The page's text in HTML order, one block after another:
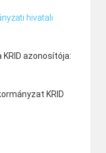
hivatali
azonosítója:
KRID